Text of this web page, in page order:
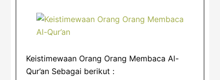
Keistimewaan Orang Orang Membaca Al-
Qur’an Sebagai berikut :